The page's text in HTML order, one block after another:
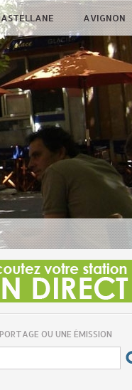
AVIGNON
OU UNE ÉMISSION